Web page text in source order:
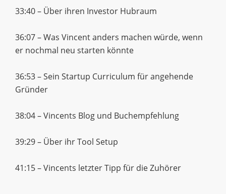
33:40 – Über ihren Investor Hubraum
36:07 – Was Vincent anders machen würde, wenn
er nochmal neu starten könnte
36:53 – Sein Startup Curriculum für angehende
Gründer
38:04 – Vincents Blog und Buchempfehlung
39:29 – Über ihr Tool Setup
41:15 – Vincents letzter Tipp für die Zuhörer